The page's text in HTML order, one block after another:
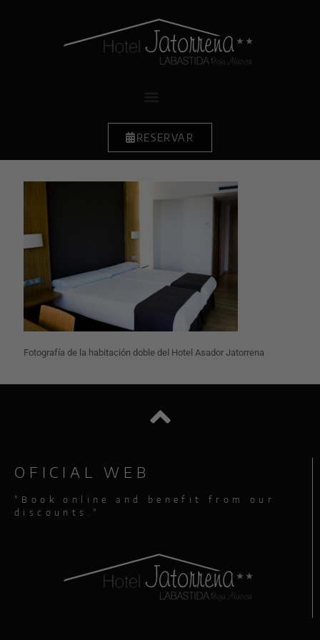
RESERVAR
Fotografía de la habitación doble del Hotel Asador Jatorrena
OFICIAL WEB
"Book online and benefit from our
discounts."